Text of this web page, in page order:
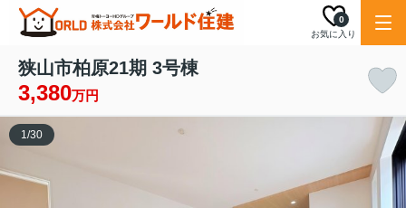
お気に入り
0
狭山市柏原21期 3号棟
3,380万円
1/30